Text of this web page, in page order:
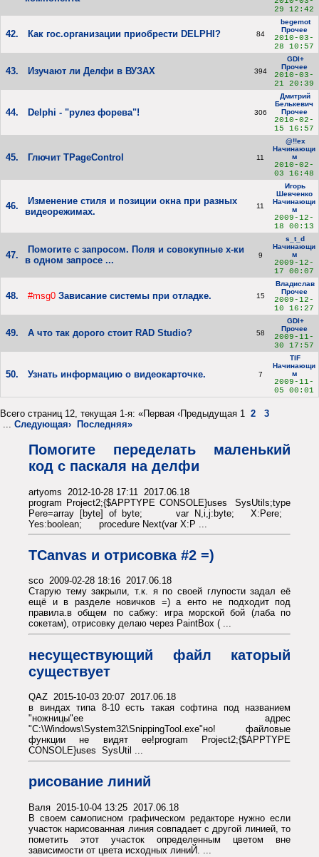
29 12:42
42. Как гос.организации приобрести DELPHI? 84
begemot
Прочее
2010-03-
28 10:57
43. Изучают ли Делфи в ВУЗАХ 394
GDI+
Прочее
2010-03-
21 20:39
44. Delphi - "рулез форева"! 306
Дмитрий
Белькевич
Прочее
2010-02-
15 16:57
45. Глючит TPageControl 11
@!!ex
Начинающи
м
2010-02-
03 16:48
46.
Изменение стиля и позиции окна при разных
видеорежимах.
11
Игорь
Шевченко
Начинающи
м
2009-12-
18 00:13
47.
Помогите с запросом. Поля и совокупные х-ки
в одном запросе ...
9
s_t_d
Начинающи
м
2009-12-
17 00:07
48. #msg0 Зависание системы при отладке. 15
Владислав
Прочее
2009-12-
10 16:27
49. А что так дорого стоит RAD Studio? 58
GDI+
Прочее
2009-11-
30 17:57
50. Узнать информацию о видеокарточке. 7
TIF
Начинающи
м
2009-11-
05 00:01
Всего страниц 12, текущая 1-я: «Первая ‹Предыдущая 1 2
3
... Следующая› Последняя»
Помогите переделать маленький
код с паскаля на делфи
artyoms 2012-10-28 17:11 2017.06.18
program Project2;{$APPTYPE CONSOLE}uses SysUtils;type
Pere=array [byte] of byte; var N,i,j:byte; X:Pere;
Yes:boolean; procedure Next(var X:P ...
TCanvas и отрисовка #2 =)
sco 2009-02-28 18:16 2017.06.18
Старую тему закрыли, т.к. я по своей глупости задал её
ещё и в разделе новичков =) а енто не подходит под
правила.в общем по сабжу: игра морской бой (лаба по
сокетам), отрисовку делаю через PaintBox ( ...
несуществующий файл каторый
существует
QAZ 2015-10-03 20:07 2017.06.18
в виндах типа 8-10 есть такая софтина под названием
"ножницы"ее адрес
"C:\Windows\System32\SnippingTool.exe"но! файловые
функции не видят ее!program Project2;{$APPTYPE
CONSOLE}uses SysUtil ...
рисование линий
Валя 2015-10-04 13:25 2017.06.18
В своем самописном графическом редакторе нужно если
участок нарисованная линия совпадает с другой линией, то
пометить этот участок определенным цветом вне
зависимости от цвета исходных линиЙ. ...